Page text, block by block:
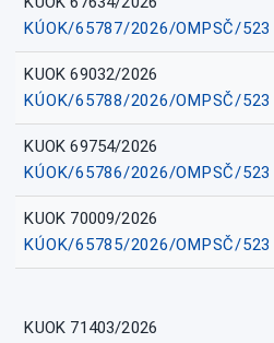
KÚOK/65787/2026/OMPSČ/523
KUOK 69032/2026
KÚOK/65788/2026/OMPSČ/523
KUOK 69754/2026
KÚOK/65786/2026/OMPSČ/523
KUOK 70009/2026
KÚOK/65785/2026/OMPSČ/523
KUOK 71403/2026